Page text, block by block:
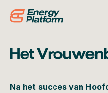
Het
Na het succes van